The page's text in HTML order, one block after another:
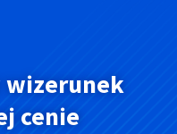
wizerunek
cenie